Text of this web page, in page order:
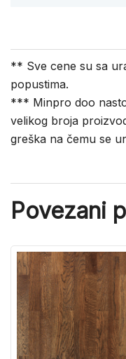
** Sve cene su sa
popustima.
*** Minpro doo
velikog broja
greška na čemu se
Povezani